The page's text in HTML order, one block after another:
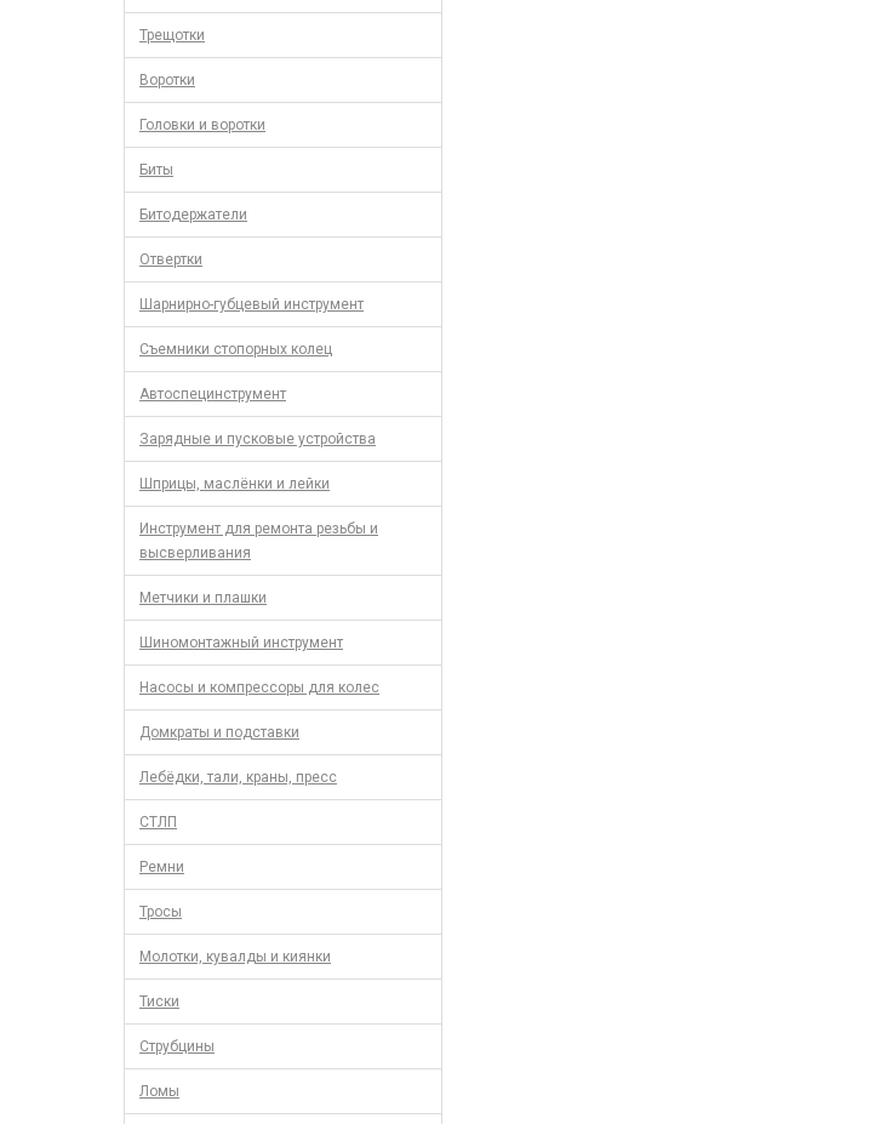
Трещотки
Воротки
Головки и воротки
Биты
Битодержатели
Отвертки
Шарнирно-губцевый инструмент
Съемники стопорных колец
Автоспецинструмент
Зарядные и пусковые устройства
Шприцы, маслёнки и лейки
Инструмент для ремонта резьбы и
высверливания
Метчики и плашки
Шиномонтажный инструмент
Насосы и компрессоры для колес
Домкраты и подставки
Лебёдки, тали, краны, пресс
СТЛП
Ремни
Тросы
Молотки, кувалды и киянки
Тиски
Струбцины
Ломы